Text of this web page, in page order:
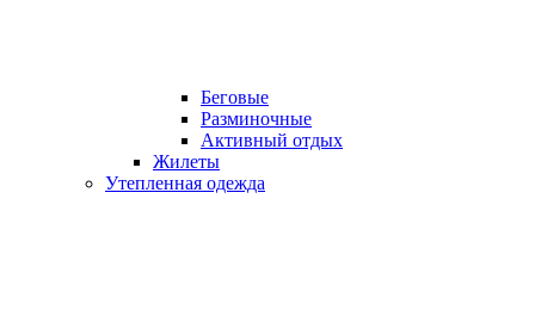
Беговые
Разминочные
Активный отдых
Жилеты
Утепленная одежда